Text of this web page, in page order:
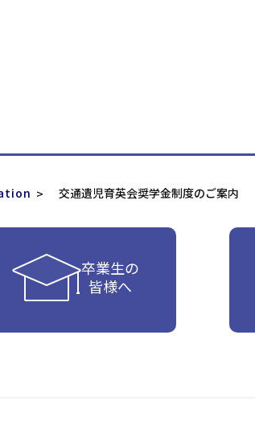
交通遺児育英会奨学金制度のご案内
卒業生の
皆様へ